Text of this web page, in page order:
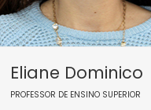
Eliane Dominico
PROFESSOR DE ENSINO SUPERIOR